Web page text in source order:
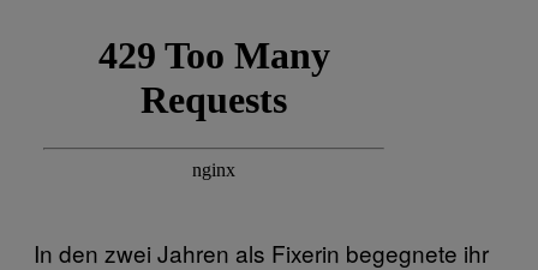
In den zwei Jahren als Fixerin begegnete ihr